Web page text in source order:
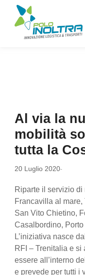
Al via la
mobilità
tutta la
20 Luglio 2020-
Riparte il servizio
Francavilla al
San Vito Chietino,
Casalbordino,
L’iniziativa nasce
RFI – Trenitalia e
essere all’interno
e prevede per tutti i